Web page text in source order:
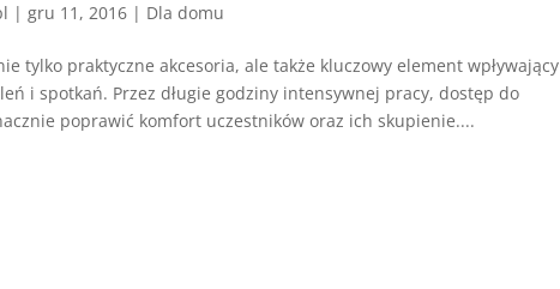
| gru 11, 2016| Dla domu
tylko praktyczne akcesoria, ale także kluczowy element wpływający
i spotkań. Przez długie godziny intensywnej pracy, dostęp do
poprawić komfort uczestników oraz ich skupienie....